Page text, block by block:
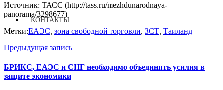
КОНТАКТЫ
Источник: ТАСС (http://tass.ru/mezhdunarodnaya-
panorama/3298677)
Метки:ЕАЭС зона свободной торговли ЗСТ Таиланд
Предыдущая запись
БРИКС, ЕАЭС и СНГ необходимо объединять усилия в
защите экономики